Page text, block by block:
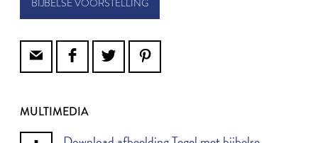
BIJBELSE VOORSTELLING
MULTIMEDIA